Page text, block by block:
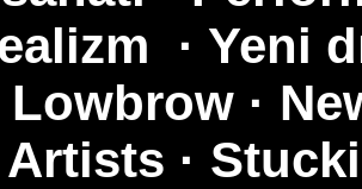
· Yeni
Lowbrow ·
·